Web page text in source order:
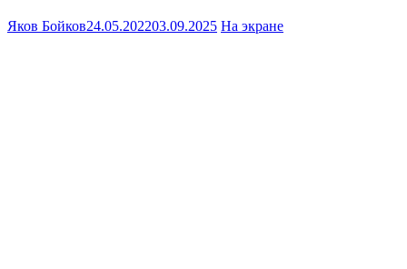
Яков Бойков24.05.202203.09.2025 На экране